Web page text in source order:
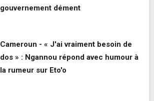
gouvernement dément
Cameroun - « J'ai vraiment besoin de
dos » : Ngannou répond avec humour à
la rumeur sur Eto'o